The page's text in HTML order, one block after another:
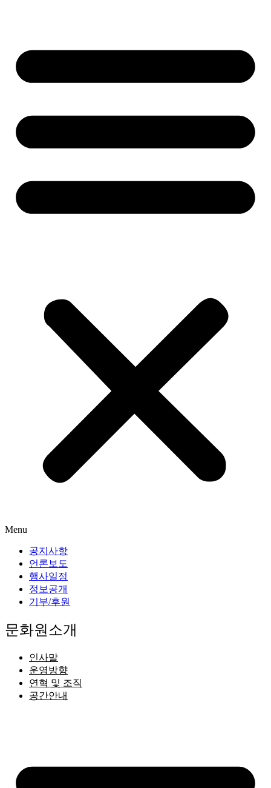
Menu
공지사항
언론보도
행사일정
정보공개
기부/후원
문화원소개
인사말
운영방향
연혁 및 조직
공간안내